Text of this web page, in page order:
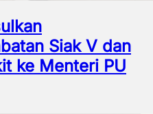
Siak V dan
ke Menteri PU